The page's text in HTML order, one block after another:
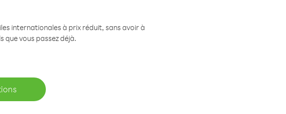
internationales à prix réduit, sans avoir à
que vous passez déjà.